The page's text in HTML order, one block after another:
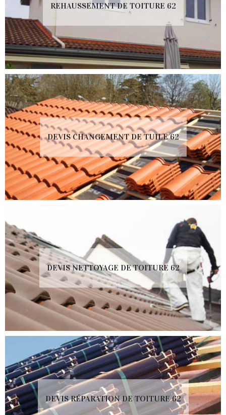
REHAUSSEMENT DE TOITURE 62
DEVIS CHANGEMENT DE TUILE 62
DEVIS NETTOYAGE DE TOITURE 62
DEVIS RÉPARATION DE TOITURE 62